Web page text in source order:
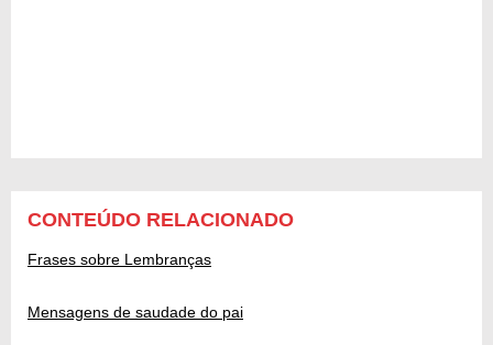
CONTEÚDO RELACIONADO
Frases sobre Lembranças
Mensagens de saudade do pai